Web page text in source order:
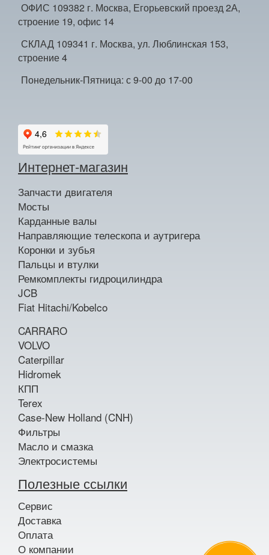
ОФИС 109382 г. Москва, Егорьевский проезд 2А,
строение 19, офис 14
СКЛАД 109341 г. Москва, ул. Люблинская 153,
строение 4
Понедельник-Пятница: с 9-00 до 17-00
Интернет-магазин
Запчасти двигателя
Мосты
Карданные валы
Направляющие телескопа и аутригера
Коронки и зубья
Пальцы и втулки
Ремкомплекты гидроцилиндра
JCB
Fiat Hitachi/Kobelco
CARRARO
VOLVO
Caterpillar
Hidromek
КПП
Terex
Case-New Holland (CNH)
Фильтры
Масло и смазка
Электросистемы
Полезные ссылки
Сервис
Доставка
Оплата
О компании